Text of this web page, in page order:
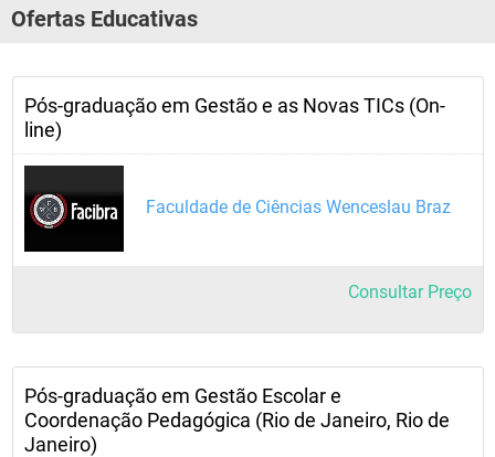
Ofertas Educativas
Pós-graduação em Gestão e as Novas TICs (On-
line)
Faculdade de Ciências Wenceslau Braz
Consultar Preço
Pós-graduação em Gestão Escolar e
Coordenação Pedagógica (Rio de Janeiro, Rio de
Janeiro)